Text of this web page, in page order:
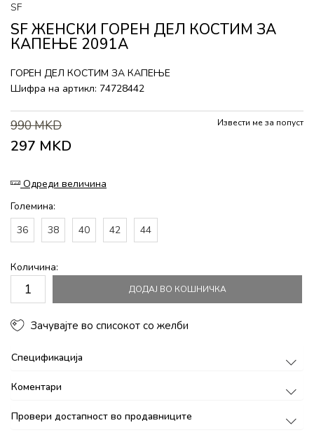
SF
SF ЖЕНСКИ ГОРEН ДЕЛ КОСТИМ ЗА
КАПЕЊЕ 2091A
ГОРEН ДЕЛ КОСТИМ ЗА КАПЕЊЕ
Шифра на артикл: 74728442
990MKD
297 MKD
Извести ме за попуст
Одреди величина
Големина:
36
38 40 42 44
Количина:
ДОДАЈ ВО КОШНИЧКА
Зачувајте во списокот со желби
Спецификација
Коментари
Провери достапност во продавниците